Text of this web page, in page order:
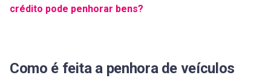
crédito pode penhorar bens?
Como é feita a penhora de veículos